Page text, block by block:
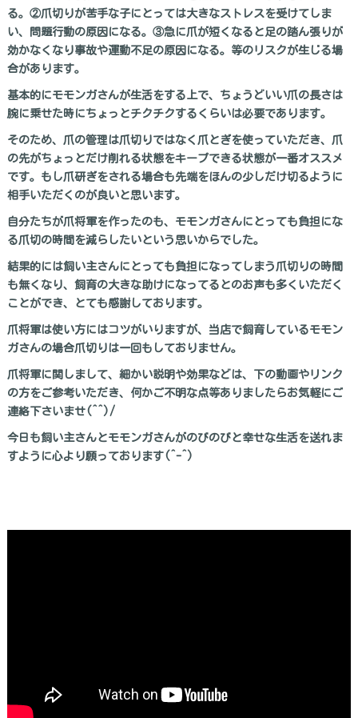
る。②爪切りが苦手な子にとっては大きなストレスを受けてしま
い、問題行動の原因になる。③急に爪が短くなると足の踏ん張りが
効かなくなり事故や運動不足の原因になる。等のリスクが生じる場
合があります。
基本的にモモンガさんが生活をする上で、ちょうどいい爪の長さは
腕に乗せた時にちょっとチクチクするくらいは必要であります。
そのため、爪の管理は爪切りではなく爪とぎを使っていただき、爪
の先がちょっとだけ削れる状態をキープできる状態が一番オススメ
です。もし爪研ぎをされる場合も先端をほんの少しだけ切るように
相手いただくのが良いと思います。
自分たちが爪将軍を作ったのも、モモンガさんにとっても負担にな
る爪切の時間を減らしたいという思いからでした。
結果的には飼い主さんにとっても負担になってしまう爪切りの時間
も無くなり、飼育の大きな助けになってるとのお声も多くいただく
ことができ、とても感謝しております。
爪将軍は使い方にはコツがいりますが、当店で飼育しているモモン
ガさんの場合爪切りは一回もしておりません。
爪将軍に関しまして、細かい説明や効果などは、下の動画やリンク
の方をご参考いただき、何かご不明な点等ありましたらお気軽にご
連絡下さいませ(^^)/
今日も飼い主さんとモモンガさんがのびのびと幸せな生活を送れま
すように心より願っております(^-^)